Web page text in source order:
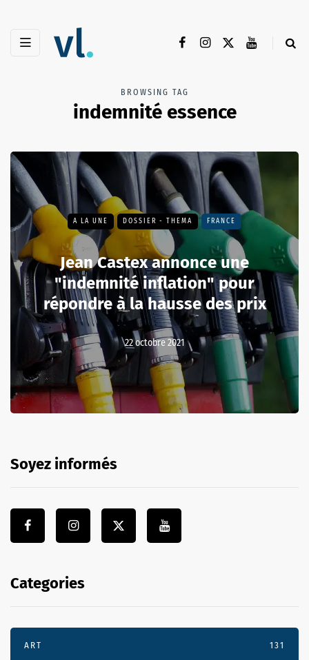
BROWSING TAG
indemnité essence
A LA UNE DOSSIER - THEMA FRANCE
Jean Castex annonce une
"indemnité inflation" pour
répondre à la hausse des prix
22 octobre 2021
Soyez informés
Categories
ART 131